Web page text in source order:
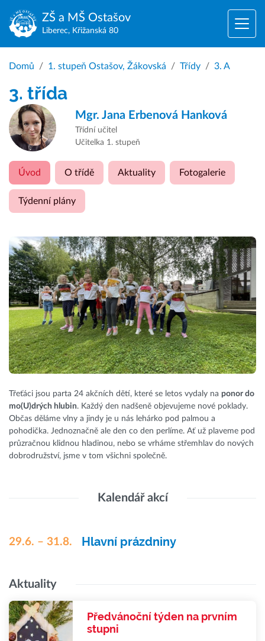
ZŠ a MŠ Ostašov
Liberec, Křižanská 80
Domů 1. stupeň Ostašov, Žákovská Třídy 3. A
3. třída
Mgr. Jana Erbenová Hanková
Třídní učitel
Učitelka 1. stupeň
Úvod O třídě Aktuality Fotogalerie
Týdenní plány
Třeťáci jsou parta 24 akčních dětí, které se letos vydaly na ponor do
mo(U)drých hlubin. Každý den nadšeně objevujeme nové poklady.
Občas děláme vlny a jindy je u nás lehárko pod palmou a
pohodička. Jednoznačně ale den co den perlíme. Ať už plaveme pod
průzračnou klidnou hladinou, nebo se vrháme střemhlav do nových
dobrodružství, jsme v tom všichni společně.
Kalendář akcí
29.6. – 31.8. Hlavní prázdniny
Aktuality
Předvánoční týden na prvním
stupni